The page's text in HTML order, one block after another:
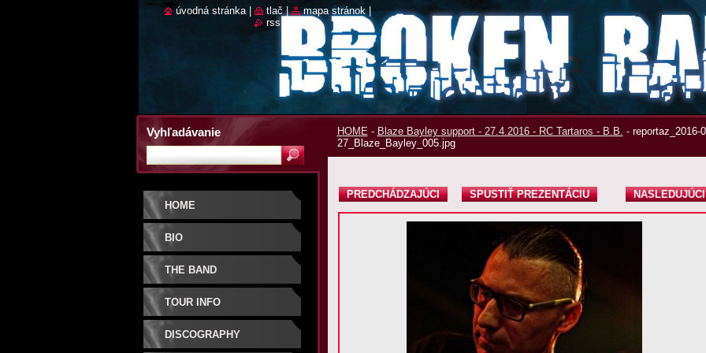
HOME - Blaze Bayley support - 27.4.2016 - RC Tartaros - B.B. - reportaz_2016-
27_Blaze_Bayley_005.jpg
PREDCHÁDZAJÚCI SPUSTIŤ PREZENTÁCIU
NASLEDUJÚCI
HOME
BIO
THE BAND
TOUR INFO
DISCOGRAPHY
Vyhľadávanie
úvodná stránka tlač | mapa stránok |
rss